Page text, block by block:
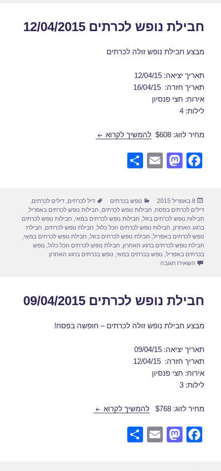
חבילת נופש לכרתים 12/04/2015
מבצע חבילת נופש זולה לכרתים
תאריך יציאה: 12/04/15
תאריך חזרה: 16/04/15
אירוח: חצי פנסיון
לילות: 4
מחיר לזוג: $608 להמשיך לקרוא חבילת נופש לכרתים 12/04/2015
F
e
b
o
o
k
M
o
d
o
n
E
e
פורסם
בתאריך
8 באפריל 2015 קטגוריות
נופש בכרתים תגיות
דיל לכרתים,דילים לכרתים,
דילים לכרתים בפסח, חבילות נופש לכרתים, חבילות נופש לכרתים באפריל,
חבילות נופש לכרתים בזול, חבילות נופש לכרתים במאי, חבילות נופש לכרתים
ברגע האחרון, חבילות נופש לכרתים הכל כלול, חבילת נופש לכרתים, חבילת
נופש לכרתים באפריל, חבילת נופש לכרתים בזול, חבילת נופש לכרתים במאי,
חבילת נופש לכרתים ברגע האחרון, חבילת נופש לכרתים הכל כלול, נופש
בכרתים באפריל, נופש בכרתים במאי, נופש בכרתים ברגע האחרון
השאירו תגובה
חבילת נופש לכרתים 09/04/2015
מבצע חבילת נופש זולה לכרתים – חופשה בפסח!
תאריך יציאה: 09/04/15
תאריך חזרה: 12/04/15
אירוח: חצי פנסיון
לילות: 3
מחיר לזוג: $768 להמשיך לקרוא חבילת נופש לכרתים 09/04/2015
F
M
E